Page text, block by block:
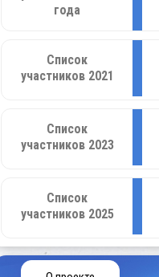
года
Список
участников 2021
Список
участников 2023
Список
участников 2025